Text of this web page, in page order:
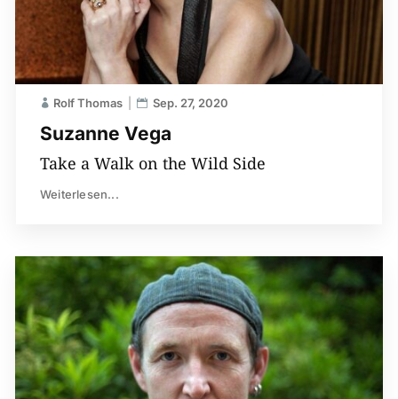
Suzanne Vega
Rolf Thomas Sep. 27, 2020
Take a Walk on the Wild Side
Weiterlesen...